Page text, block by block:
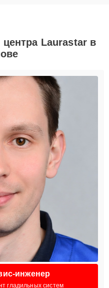
центра Laurastar в
инженер
гладильных систем